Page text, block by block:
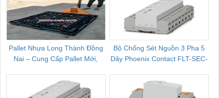
Pallet Nhựa Long Thành Đồng
Nai – Cung Cấp Pallet Mới,
Bộ Chống Sét Nguồn 3 Pha 5
Dây Phoenix Contact FLT-SEC-